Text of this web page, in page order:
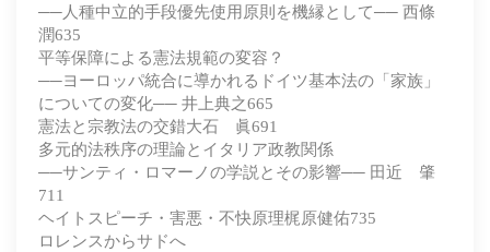
──人種中立的手段優先使用原則を機縁として── 西條
潤635
平等保障による憲法規範の変容？
──ヨーロッパ統合に導かれるドイツ基本法の「家族」
についての変化── 井上典之665
憲法と宗教法の交錯大石 眞691
多元的法秩序の理論とイタリア政教関係
──サンティ・ロマーノの学説とその影響── 田近 肇
711
ヘイトスピーチ・害悪・不快原理梶原健佑735
ロレンスからサドへ